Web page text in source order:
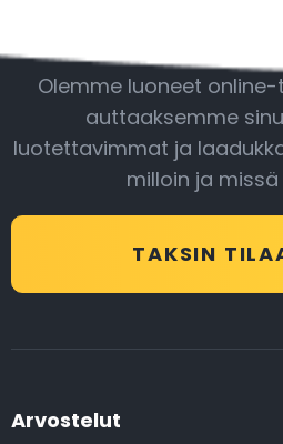
Olemme luoneet
auttaaksemme
luotettavimmat ja
milloin ja
TAKSIN
Arvostelut